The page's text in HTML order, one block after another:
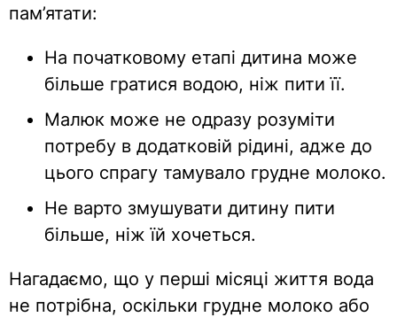
пам’ятати:
На початковому етапі дитина може
більше гратися водою, ніж пити її.
Малюк може не одразу розуміти
потребу в додатковій рідині, адже до
цього спрагу тамувало грудне молоко.
Не варто змушувати дитину пити
більше, ніж їй хочеться.
Нагадаємо, що у перші місяці життя вода
не потрібна, оскільки грудне молоко або